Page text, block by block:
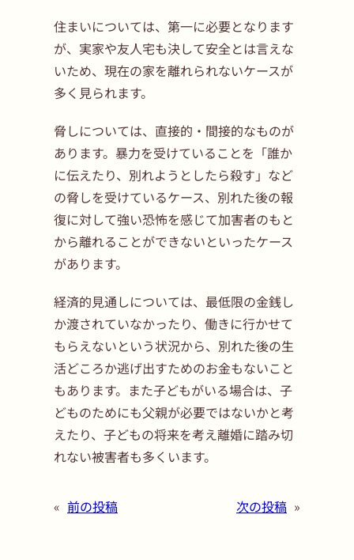
住まいについては、第一に必要となります
が、実家や友人宅も決して安全とは言えな
いため、現在の家を離れられないケースが
多く見られます。
脅しについては、直接的・間接的なものが
あります。暴力を受けていることを「誰か
に伝えたり、別れようとしたら殺す」など
の脅しを受けているケース、別れた後の報
復に対して強い恐怖を感じて加害者のもと
から離れることができないといったケース
があります。
経済的見通しについては、最低限の金銭し
か渡されていなかったり、働きに行かせて
もらえないという状況から、別れた後の生
活どころか逃げ出すためのお金もないこと
もあります。また子どもがいる場合は、子
どものためにも父親が必要ではないかと考
えたり、子どもの将来を考え離婚に踏み切
れない被害者も多くいます。
« 前の投稿 次の投稿 »